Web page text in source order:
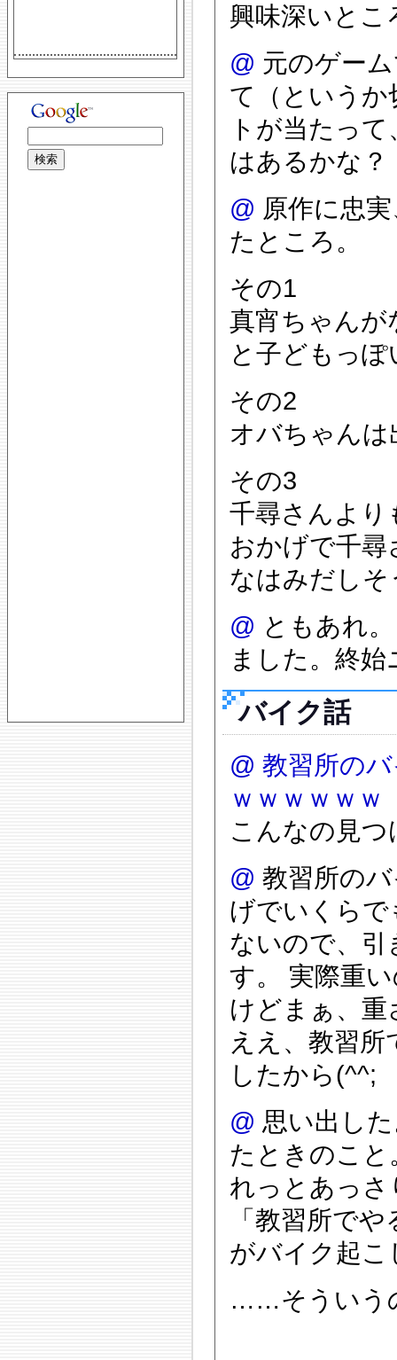
興味深いとこ
@ 元のゲー
て（という
トが当たっ
はあるかな？
@ 原作に忠
たところ。
その1
真宵ちゃん
と子どもっ
その2
オバちゃん
その3
千尋さんより
おかげで千
なはみだし
@ ともあれ
ました。終
バイク話
@ 教習所の
ｗｗｗｗｗｗ
こんなの見
@ 教習所の
げでいくら
ないので、
す。 実際重
けどまぁ、
ええ、教習
したから(^^;
@ 思い出し
たときのこ
れっとあっ
「教習所で
がバイク起
……そういう